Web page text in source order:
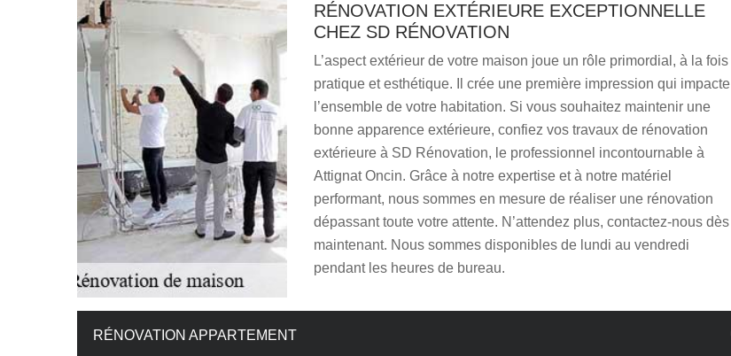
RÉNOVATION EXTÉRIEURE EXCEPTIONNELLE
CHEZ SD RÉNOVATION
L’aspect extérieur de votre maison joue un rôle primordial, à la fois
pratique et esthétique. Il crée une première impression qui impacte
l’ensemble de votre habitation. Si vous souhaitez maintenir une
bonne apparence extérieure, confiez vos travaux de rénovation
extérieure à SD Rénovation, le professionnel incontournable à
Attignat Oncin. Grâce à notre expertise et à notre matériel
performant, nous sommes en mesure de réaliser une rénovation
dépassant toute votre attente. N’attendez plus, contactez-nous dès
maintenant. Nous sommes disponibles de lundi au vendredi
pendant les heures de bureau.
RÉNOVATION APPARTEMENT